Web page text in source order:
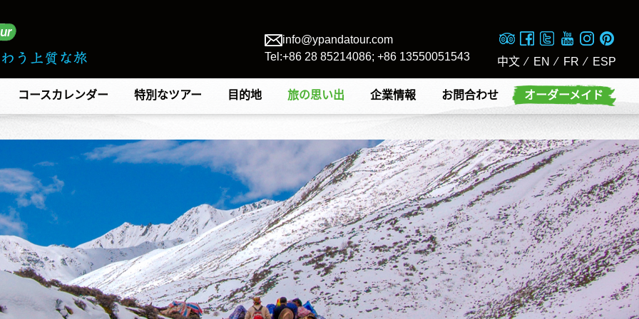
中文 ⁄ EN ⁄ FR ⁄ ESP
info@ypandatour.com
Tel:+86 28 85214086; +86 13550051543
コースカレンダー 特別なツアー 目的地 旅の思い出 企業情報 お問合わせ オーダーメイド